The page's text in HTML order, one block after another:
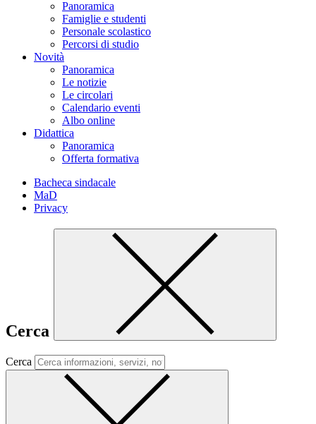
Panoramica
Famiglie e studenti
Personale scolastico
Percorsi di studio
Novità
Panoramica
Le notizie
Le circolari
Calendario eventi
Albo online
Didattica
Panoramica
Offerta formativa
Bacheca sindacale
MaD
Privacy
Cerca
Cerca